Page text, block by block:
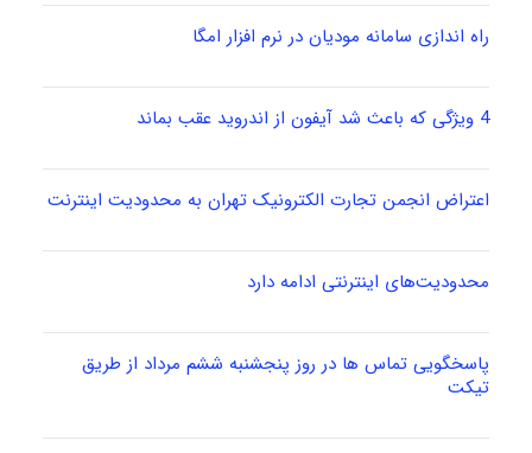
راه اندازی سامانه مودیان در نرم افزار امگا
4 ویژگی که باعث شد آیفون از اندروید عقب بماند
اعتراض انجمن تجارت الکترونیک تهران به محدودیت اینترنت
محدودیت‌های اینترنتی ادامه دارد
پاسخگویی تماس ها در روز پنجشنبه ششم مرداد از طریق
تیکت